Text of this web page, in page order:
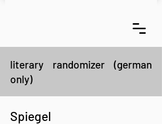
literary randomizer (german
only)
Spiegel